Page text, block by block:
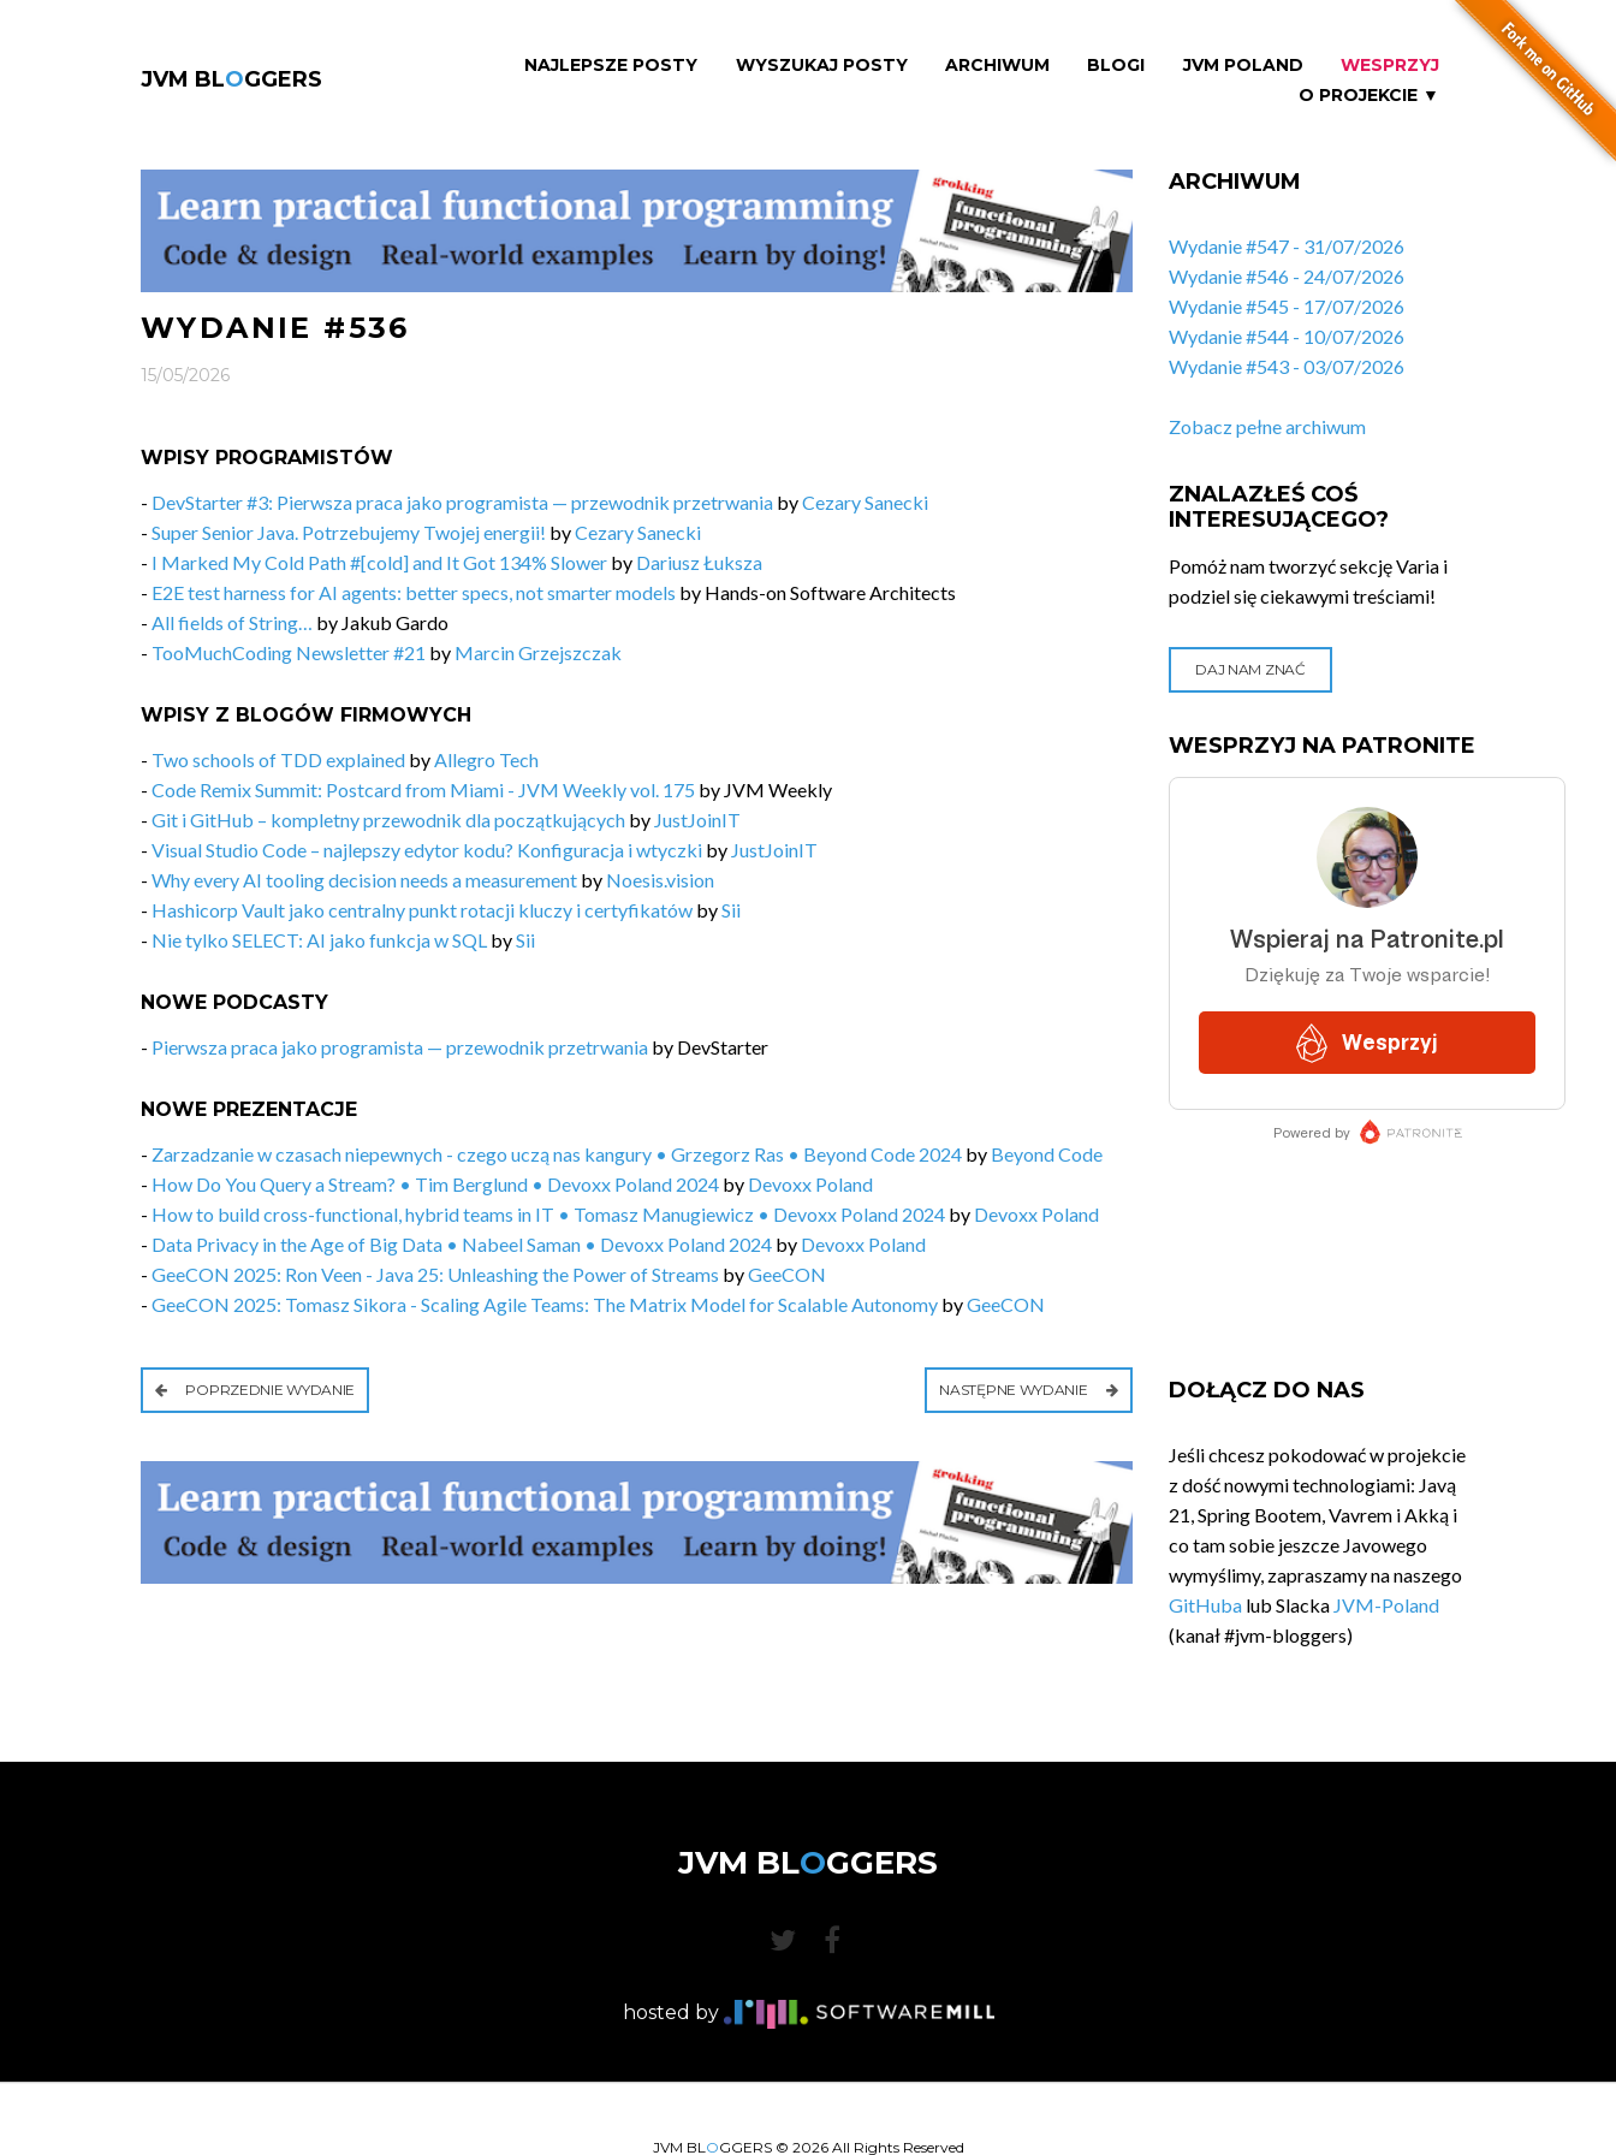
JVM BLOGGERS
NAJLEPSZE POSTY WYSZUKAJ POSTY ARCHIWUM BLOGI JVM POLAND
WESPRZYJ
O PROJEKCIE ▼
WYDANIE #536
15/05/2026
WPISY PROGRAMISTÓW
- DevStarter #3: Pierwsza praca jako programista — przewodnik przetrwania byCezary Sanecki
- Super Senior Java. Potrzebujemy Twojej energii! byCezary Sanecki
- I Marked My Cold Path #[cold] and It Got 134% Slower by Dariusz Łuksza
- E2E test harness for AI agents: better specs, not smarter models by Hands-on Software Architects
- All fields of String… by Jakub Gardo
- TooMuchCoding Newsletter #21 by Marcin Grzejszczak
WPISY Z BLOGÓW FIRMOWYCH
- Two schools of TDD explained byAllegro Tech
- Code Remix Summit: Postcard from Miami - JVM Weekly vol. 175 by JVM Weekly
- Git i GitHub – kompletny przewodnik dla początkujących by JustJoinIT
- Visual Studio Code – najlepszy edytor kodu? Konfiguracja i wtyczki by JustJoinIT
- Why every AI tooling decision needs a measurement by Noesis.vision
- Hashicorp Vault jako centralny punkt rotacji kluczy i certyfikatów bySii
- Nie tylko SELECT: AI jako funkcja w SQL bySii
NOWE PODCASTY
- Pierwsza praca jako programista — przewodnik przetrwania by DevStarter
NOWE PREZENTACJE
- Zarzadzanie w czasach niepewnych - czego uczą nas kangury • Grzegorz Ras • Beyond Code 2024 by Beyond Code
- How Do You Query a Stream? • Tim Berglund • Devoxx Poland 2024 by Devoxx Poland
- How to build cross-functional, hybrid teams in IT • Tomasz Manugiewicz • Devoxx Poland 2024 by Devoxx Poland
- Data Privacy in the Age of Big Data • Nabeel Saman • Devoxx Poland 2024 by Devoxx Poland
- GeeCON 2025: Ron Veen - Java 25: Unleashing the Power of Streams byGeeCON
- GeeCON 2025: Tomasz Sikora - Scaling Agile Teams: The Matrix Model for Scalable Autonomy byGeeCON
POPRZEDNIE WYDANIE NASTĘPNE WYDANIE
ARCHIWUM
Wydanie #547 - 31/07/2026
Wydanie #546 - 24/07/2026
Wydanie #545 - 17/07/2026
Wydanie #544 - 10/07/2026
Wydanie #543 - 03/07/2026
Zobacz pełne archiwum
ZNALAZŁEŚ COŚ
INTERESUJĄCEGO?
Pomóż nam tworzyć sekcję Varia i
podziel się ciekawymi treściami!
DAJ NAM ZNAĆ
WESPRZYJ NA PATRONITE
DOŁĄCZ DO NAS
Jeśli chcesz pokodować w projekcie
z dość nowymi technologiami: Javą
21, Spring Bootem, Vavrem i Akką i
co tam sobie jeszcze Javowego
wymyślimy, zapraszamy na naszego
GitHuba lub Slacka JVM-Poland
(kanał #jvm-bloggers)
JVM BLOGGERS
hosted by
JVM BLOGGERS © 2026All Rights Reserved